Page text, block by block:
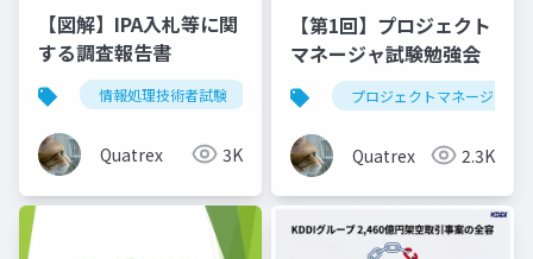
【図解】IPA入札等に関
する調査報告書
情報処理技術者試験 ipa 調査報告書
Quatrex 3K
【第1回】プロジェクト
マネージャ試験勉強会
プロジェクトマネージャ
Quatrex 2.3K